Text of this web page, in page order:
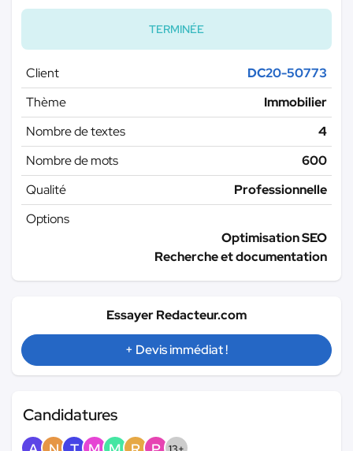
TERMINÉE
Client
DC20-50773
Thème
Immobilier
Nombre de textes
4
Nombre de mots
600
Qualité
Professionnelle
Options
Optimisation SEO
Recherche et documentation
Essayer Redacteur.com
+ Devis immédiat !
Candidatures